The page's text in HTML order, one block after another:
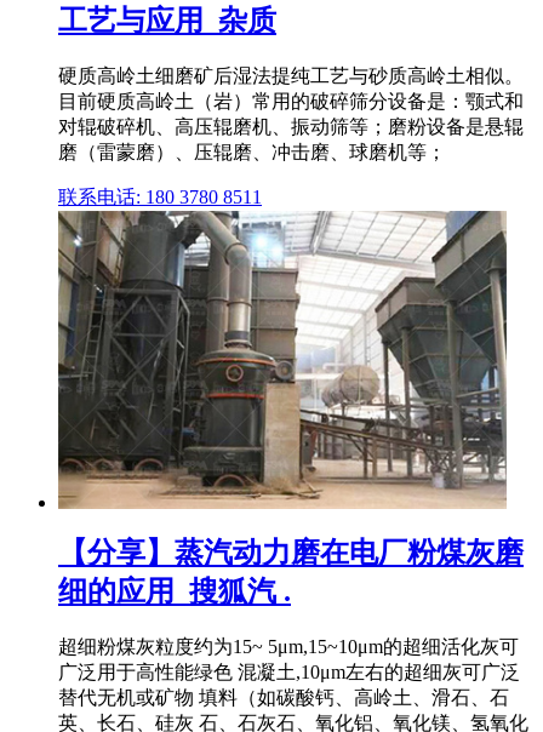
工艺与应用_杂质
硬质高岭土细磨矿后湿法提纯工艺与砂质高岭土相似。
目前硬质高岭土（岩）常用的破碎筛分设备是：颚式和
对辊破碎机、高压辊磨机、振动筛等；磨粉设备是悬辊
磨（雷蒙磨）、压辊磨、冲击磨、球磨机等；
联系电话: 180 3780 8511
【分享】蒸汽动力磨在电厂粉煤灰磨
细的应用_搜狐汽 .
超细粉煤灰粒度约为15~ 5μm,15~10μm的超细活化灰可
广泛用于高性能绿色 混凝土,10μm左右的超细灰可广泛
替代无机或矿物 填料（如碳酸钙、高岭土、滑石、石
英、长石、硅灰 石、石灰石、氧化铝、氧化镁、氢氧化